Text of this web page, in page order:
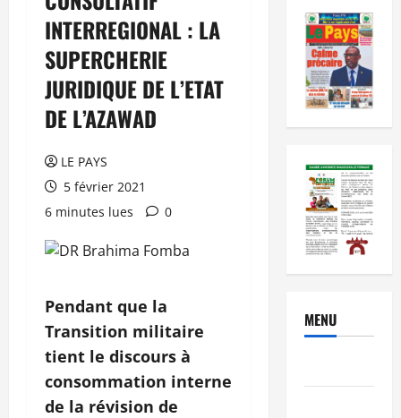
INTERREGIONAL : LA
SUPERCHERIE
JURIDIQUE DE L’ETAT
DE L’AZAWAD
LE PAYS
5 février 2021
6 minutes lues
0
Pendant que la
Transition militaire
tient le discours à
consommation interne
de la révision de
MENU